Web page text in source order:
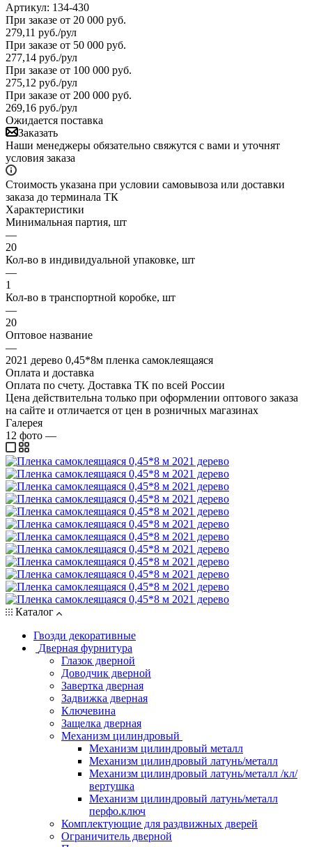
Артикул: 134-430
При заказе от 20 000 руб.
279,11 руб./рул
При заказе от 50 000 руб.
277,14 руб./рул
При заказе от 100 000 руб.
275,12 руб./рул
При заказе от 200 000 руб.
269,16 руб./рул
Ожидается поставка
Заказать
Наши менеджеры обязательно свяжутся с вами и уточнят
условия заказа
Стоимость указана при условии самовывоза или доставки
заказа до терминала ТК
Характеристики
Минимальная партия, шт
—
20
Кол-во в индивидуальной упаковке, шт
—
1
Кол-во в транспортной коробке, шт
—
20
Оптовое название
—
2021 дерево 0,45*8м пленка самоклеящаяся
Оплата и доставка
Оплата по счету. Доставка ТК по всей России
Цена действительна только при оформлении оптового заказа
на сайте и отличается от цен в розничных магазинах
Галерея
12 фото —
Каталог
Гвозди декоративные
Дверная фурнитура
Глазок дверной
Доводчик дверной
Завертка дверная
Задвижка дверная
Ключевина
Защелка дверная
Механизм цилиндровый
Механизм цилиндровый металл
Механизм цилиндровый латунь/металл
Механизм цилиндровый латунь/металл /кл/
вертушка
Механизм цилиндровый латунь/металл
перфо.ключ
Комплектующие для раздвижных дверей
Ограничитель дверной